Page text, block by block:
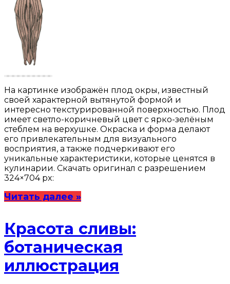
На картинке изображён плод окры, известный
своей характерной вытянутой формой и
интересно текстурированной поверхностью. Плод
имеет светло-коричневый цвет с ярко-зелёным
стеблем на верхушке. Окраска и форма делают
его привлекательным для визуального
восприятия, а также подчеркивают его
уникальные характеристики, которые ценятся в
кулинарии. Скачать оригинал с разрешением
324×704 px:
Читать далее »
Красота сливы:
ботаническая
иллюстрация